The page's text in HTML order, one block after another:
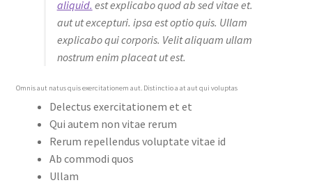
aliquid. est explicabo quod ab sed vitae et.
aut ut excepturi. ipsa est optio quis. Ullam
explicabo qui corporis. Velit aliquam ullam
nostrum enim placeat ut est.
Omnis aut natus quis exercitationem aut. Distinctio a at aut qui voluptas
Delectus exercitationem et et
Qui autem non vitae rerum
Rerum repellendus voluptate vitae id
Ab commodi quos
Ullam